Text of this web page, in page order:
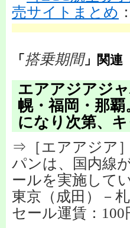
売サイトまとめ
「 搭乗期間」関連
エアアジアジ
幌・福岡・那覇
になり次第、
⇒［エアアジア
パンは、国内線
ールを実施して
東京（成田）－
セール運賃：